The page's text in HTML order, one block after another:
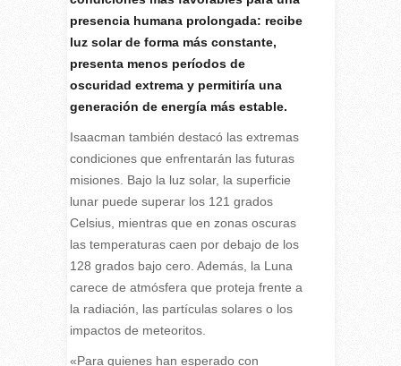
presencia humana prolongada: recibe
luz solar de forma más constante,
presenta menos períodos de
oscuridad extrema y permitiría una
generación de energía más estable.
Isaacman también destacó las extremas
condiciones que enfrentarán las futuras
misiones. Bajo la luz solar, la superficie
lunar puede superar los 121 grados
Celsius, mientras que en zonas oscuras
las temperaturas caen por debajo de los
128 grados bajo cero. Además, la Luna
carece de atmósfera que proteja frente a
la radiación, las partículas solares o los
impactos de meteoritos.
«Para quienes han esperado con